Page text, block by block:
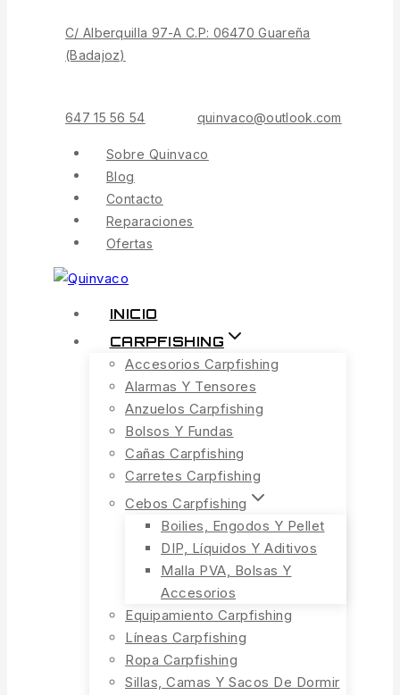
C/ Alberquilla 97-A C.P: 06470 Guareña
(Badajoz)
647 15 56 54 quinvaco@outlook.com
Sobre Quinvaco
Blog
Contacto
Reparaciones
Ofertas
INICIO
CARPFISHING
Accesorios Carpfishing
Alarmas Y Tensores
Anzuelos Carpfishing
Bolsos Y Fundas
Cañas Carpfishing
Carretes Carpfishing
Cebos Carpfishing
Boilies, Engodos Y Pellet
DIP, Líquidos Y Aditivos
Malla PVA, Bolsas Y
Accesorios
Equipamiento Carpfishing
Líneas Carpfishing
Ropa Carpfishing
Sillas, Camas Y Sacos De Dormir